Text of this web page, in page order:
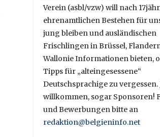
Verein (asbl/vzw) will nach
ehrenamtlichen Bestehen für
jung bleiben und ausländischen
Frischlingen in Brüssel,
Wallonie Informationen bieten,
Tipps für „alteingesessene“
Deutschsprachige zu vergessen.
willkommen, sogar Sponsoren!
und Bewerbungen bitte an
redaktion@belgieninfo.net